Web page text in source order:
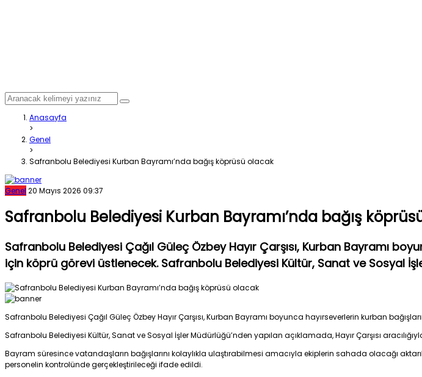
Anasayfa
>
Genel
>
Safranbolu Belediyesi Kurban Bayramı’nda bağış köprüsü olacak
Genel 20 Mayıs 2026 09:37
Safranbolu Belediyesi Kurban Bayramı’nda bağış
Safranbolu Belediyesi Çağıl Güleç Özbey Hayır Çarşısı, Kurban Bayramı
için köprü görevi üstlenecek. Safranbolu Belediyesi Kültür, Sanat ve Sosyal
Safranbolu Belediyesi Çağıl Güleç Özbey Hayır Çarşısı, Kurban Bayramı boyunca hayırseverlerin kurban
Safranbolu Belediyesi Kültür, Sanat ve Sosyal İşler Müdürlüğü’nden yapılan açıklamada, Hayır Çarşısı
Bayram süresince vatandaşların bağışlarını kolaylıkla ulaştırabilmesi amacıyla ekiplerin sahada olacağı
personelin kontrolünde gerçekleştirileceği ifade edildi.